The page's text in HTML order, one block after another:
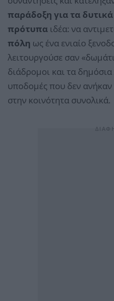
παράδοξη για τα
πρότυπα ιδέα: να
πόλη ως ένα ενιαίο
λειτουργούσε σαν
διάδρομοι και τα
υποδομές που δεν ανήκαν
στην κοινότητα συνολικά.